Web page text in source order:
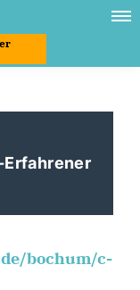
bochum/c-